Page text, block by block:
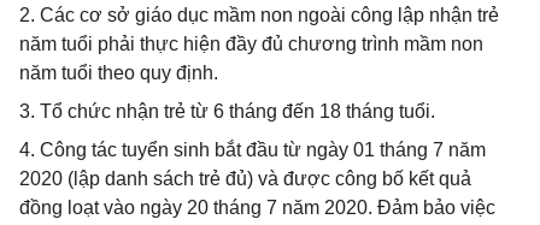
2. Các cơ sở giáo dục mầm non ngoài công lập nhận trẻ
năm tuổi phải thực hiện đầy đủ chương trình mầm non
năm tuổi theo quy định.
3. Tổ chức nhận trẻ từ 6 tháng đến 18 tháng tuổi.
4. Công tác tuyển sinh bắt đầu từ ngày 01 tháng 7 năm
2020 (lập danh sách trẻ đủ) và được công bố kết quả
đồng loạt vào ngày 20 tháng 7 năm 2020. Đảm bảo việc